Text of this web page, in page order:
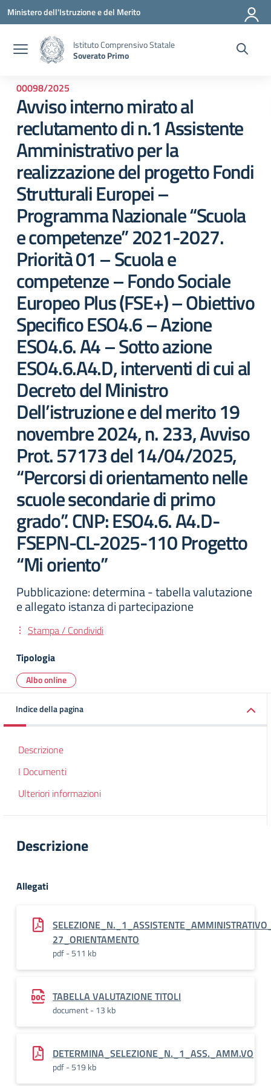
Vai ai contenuti
Vai al menu di navigazione
Vai al footer
Ministero dell'Istruzione e del Merito
Istituto Comprensivo Statale
Soverato Primo
00098/2025
Avviso interno mirato al
reclutamento di n.1 Assistente
Amministrativo per la
realizzazione del progetto Fondi
Strutturali Europei –
Programma Nazionale “Scuola
e competenze” 2021-2027.
Priorità 01 – Scuola e
competenze – Fondo Sociale
Europeo Plus (FSE+) – Obiettivo
Specifico ESO4.6 – Azione
ESO4.6. A4 – Sotto azione
ESO4.6.A4.D, interventi di cui al
Decreto del Ministro
Dell’istruzione e del merito 19
novembre 2024, n. 233, Avviso
Prot. 57173 del 14/04/2025,
“Percorsi di orientamento nelle
scuole secondarie di primo
grado”. CNP: ESO4.6. A4.D-
FSEPN-CL-2025-110 Progetto
“Mi oriento”
Pubblicazione: determina - tabella valutazione
e allegato istanza di partecipazione
Stampa / Condividi
Tipologia
Albo online
Indice della pagina
Descrizione
I Documenti
Ulteriori informazioni
Descrizione
Allegati
27_ORIENTAMENTO
pdf - 511 kb
TABELLA VALUTAZIONE TITOLI
document - 13 kb
DETERMINA_SELEZIONE_N._1_ASS._AMM.VO
pdf - 519 kb